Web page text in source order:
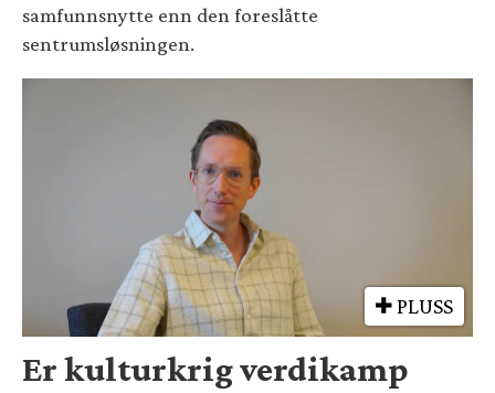
samfunnsnytte enn den foreslåtte
sentrumsløsningen.
PLUSS
Er kulturkrig verdikamp